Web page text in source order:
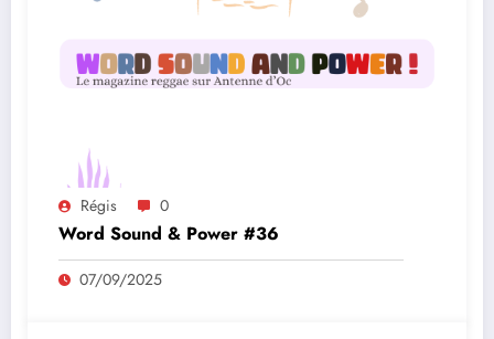
Régis 0
Word Sound & Power #36
07/09/2025